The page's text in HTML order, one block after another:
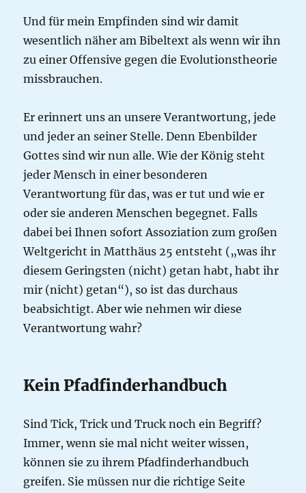
Und für mein Empfinden sind wir damit
wesentlich näher am Bibeltext als wenn wir ihn
zu einer Offensive gegen die Evolutionstheorie
missbrauchen.
Er erinnert uns an unsere Verantwortung, jede
und jeder an seiner Stelle. Denn Ebenbilder
Gottes sind wir nun alle. Wie der König steht
jeder Mensch in einer besonderen
Verantwortung für das, was er tut und wie er
oder sie anderen Menschen begegnet. Falls
dabei bei Ihnen sofort Assoziation zum großen
Weltgericht in Matthäus 25 entsteht („was ihr
diesem Geringsten (nicht) getan habt, habt ihr
mir (nicht) getan“), so ist das durchaus
beabsichtigt. Aber wie nehmen wir diese
Verantwortung wahr?
Kein Pfadfinderhandbuch
Sind Tick, Trick und Truck noch ein Begriff?
Immer, wenn sie mal nicht weiter wissen,
können sie zu ihrem Pfadfinderhandbuch
greifen. Sie müssen nur die richtige Seite